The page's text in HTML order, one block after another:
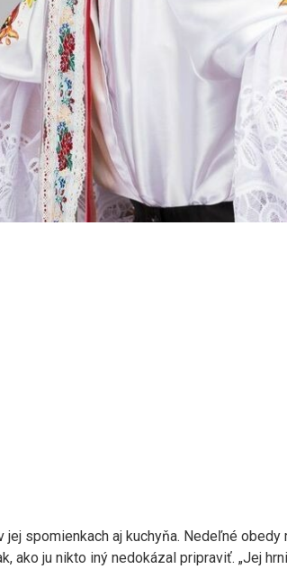
jej spomienkach aj kuchyňa. Nedeľné
ako ju nikto iný nedokázal pripraviť. „Jej